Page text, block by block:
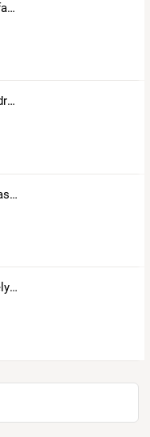
Lucky Sophie blog famille voyage
Le dressing de Sandrine Graziella
Le blog de Horse Fashion
Le blog de absolutelyjulie.over-blog.com